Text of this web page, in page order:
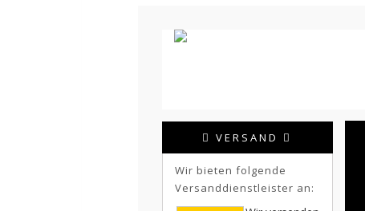
VERSAND
Wir bieten folgende
Versanddienstleister an: